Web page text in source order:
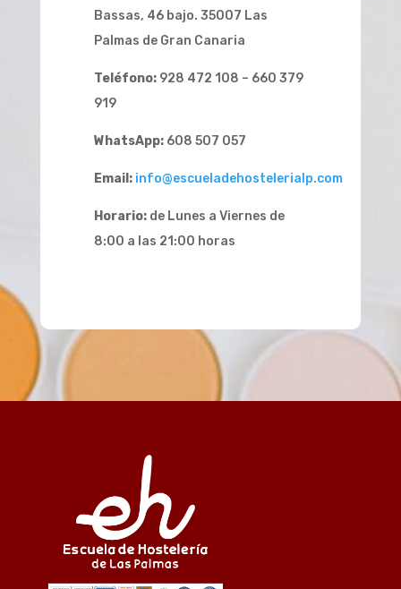
Bassas, 46 bajo. 35007 Las
Palmas de Gran Canaria
Teléfono:928 472 108 – 660 379
919
WhatsApp:608 507 057
Email: info@escueladehostelerialp.com
Horario:de Lunes a Viernes de
8:00 a las 21:00 horas